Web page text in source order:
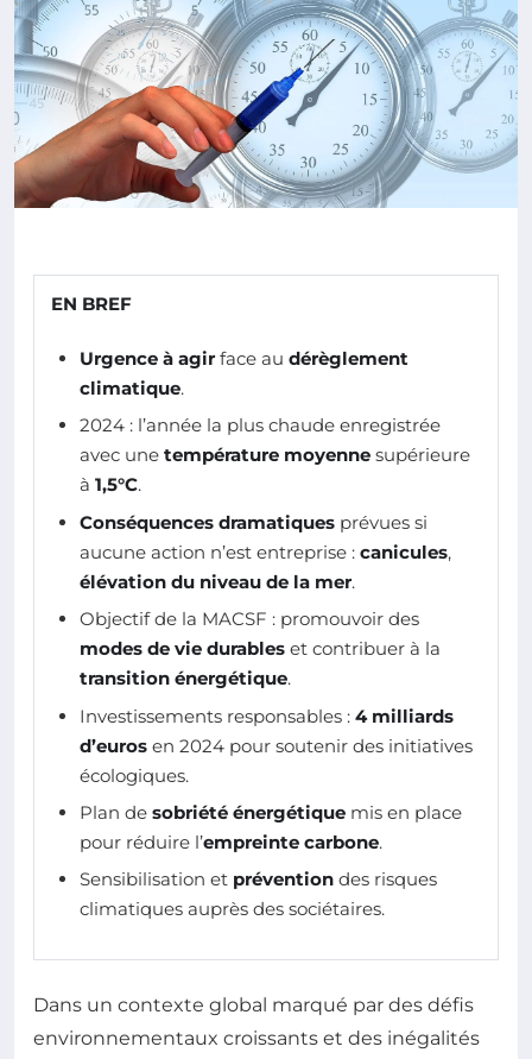
EN BREF
Urgence à agir face au dérèglement
climatique.
2024 : l’année la plus chaude enregistrée
avec une température moyenne supérieure
à 1,5°C.
Conséquences dramatiques prévues si
aucune action n’est entreprise : canicules,
élévation du niveau de la mer.
Objectif de la MACSF : promouvoir des
modes de vie durables et contribuer à la
transition énergétique.
Investissements responsables : 4 milliards
d’euros en 2024 pour soutenir des initiatives
écologiques.
Plan de sobriété énergétique mis en place
pour réduire l’empreinte carbone.
Sensibilisation et prévention des risques
climatiques auprès des sociétaires.
Dans un contexte global marqué par des défis
environnementaux croissants et des inégalités